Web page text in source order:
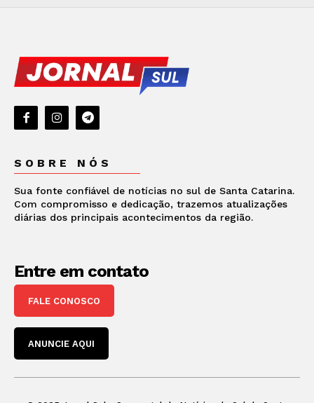
SOBRE NÓS
Sua fonte confiável de notícias no sul de Santa Catarina.
Com compromisso e dedicação, trazemos atualizações
diárias dos principais acontecimentos da região.
Entre em contato
FALE CONOSCO
ANUNCIE AQUI